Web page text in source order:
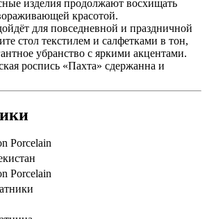
изделия продолжают восхищать
красотой.
для повседневной и праздничной
стол текстилем и салфетками в тон,
убранство с яркими акцентами.
роспись «Пахта» сдержанна и
Porcelain
Porcelain